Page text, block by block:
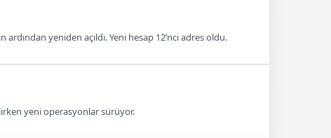
ardından yeniden açıldı. Yeni hesap 12’nci adres oldu.
yeni operasyonlar sürüyor.